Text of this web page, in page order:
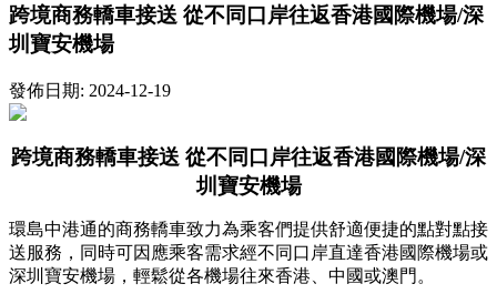
跨境商務轎車接送 從不同口岸往返香港國際機場/深
圳寶安機場
發佈日期: 2024-12-19
跨境商務轎車接送 從不同口岸往返香港國際機場/深
圳寶安機場
環島中港通的商務轎車致力為乘客們提供舒適便捷的點對點接
送服務，同時可因應乘客需求經不同口岸直達香港國際機場或
深圳寶安機場，輕鬆從各機場往來香港、中國或澳門。